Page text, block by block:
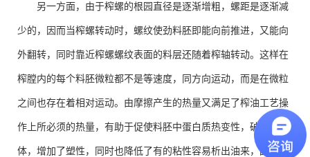
另一方面，由于榨螺的根园直径是逐渐增粗，螺距是逐渐减
少的，因而当榨螺转动时，螺纹使劲料胚即能向前推进，又能向
外翻转，同时靠近榨螺螺纹表面的料层还随着榨轴转动。这样在
榨膛内的每个料胚微粒都不是等速度，同方向运动，而是在微粒
之间也存在着相对运动。由摩擦产生的热量又满足了榨油工艺操
作上所必须的热量，有助于促使料胚中蛋白质热变性，破坏了胶
体，增加了塑性，同时也降低了有的粘性容易析出油来，因而提